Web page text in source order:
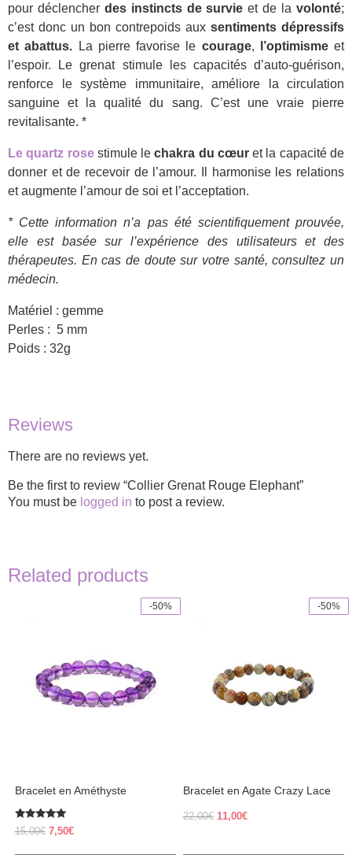
pour déclencher des instincts de survie et de lavolonté;
c’est donc un bon contrepoids aux sentiments dépressifs
et abattus. La pierre favorise le courage, l’optimismeet
l’espoir. Le grenat stimule les capacités d’auto-guérison,
renforce le système immunitaire, améliore la circulation
sanguine et la qualité du sang. C’est une vraie pierre
revitalisante. *
Le quartz rosestimule lechakra du cœuret la capacité de
donner et de recevoir de l’amour. Il harmonise les relations
et augmente l’amour de soi et l’acceptation.
* Cette information n’a pas été scientifiquement prouvée,
elle est basée sur l’expérience des utilisateurs et des
thérapeutes. En cas de doute sur votre santé, consultez un
médecin.
Matériel : gemme
Perles : 5 mm
Poids : 32g
Reviews
There are no reviews yet.
Be the first to review “Collier Grenat Rouge Elephant”
You must be logged in to post a review.
Related products
-50%
Bracelet en Améthyste
Rated
5.00
15,00€ Original
7,50€Current
-50%
Bracelet en Agate Crazy Lace
22,00€ Original
11,00€Current